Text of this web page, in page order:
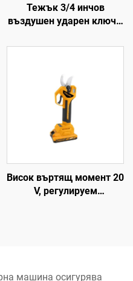
Тежък 3/4 инчов
въздушен ударен ключ с
Nm, пневматически
ремонт на автомобили
Висок въртящ момент 20
V, регулируем
машина осигурява